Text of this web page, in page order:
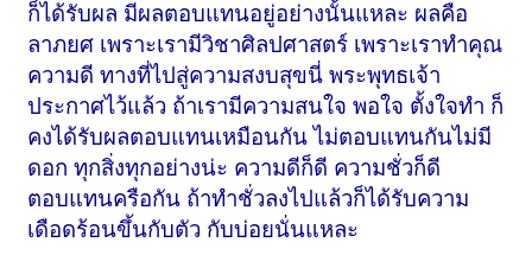
ก็ได้รับผล มีผลตอบแทนอยู่อย่างนั้นแหละ ผลคือ
ลาภยศ เพราะเรามีวิชาศิลปศาสตร์ เพราะเราทำคุณ
ความดี ทางที่ไปสู่ความสงบสุขนี่ พระพุทธเจ้า
ประกาศไว้แล้ว ถ้าเรามีความสนใจ พอใจ ตั้งใจทำ ก็
คงได้รับผลตอบแทนเหมือนกัน ไม่ตอบแทนกันไม่มี
ดอก ทุกสิ่งทุกอย่างน่ะ ความดีก็ดี ความชั่วก็ดี
ตอบแทนครือกัน ถ้าทำชั่วลงไปแล้วก็ได้รับความ
เดือดร้อนขึ้นกับตัว กับบ่อยนั่นแหละ